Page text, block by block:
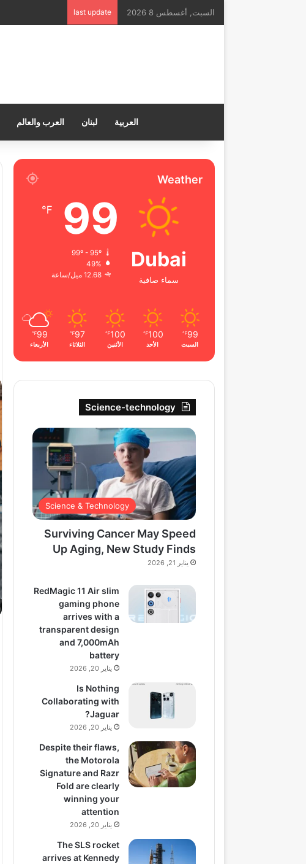
السبت, أغسطس 8 2026 last update
العربية لبنان العرب والعالم
Weather
Dubai
سماء صافية
99
℉
99º - 95º
49%
12.68 ميل/ساعة
99
℉
السبت
100
℉
الأحد
100
℉
الأثنين
97
℉
الثلاثاء
99
℉
الأربعاء
Science-technology
Science & Technology
Surviving Cancer May Speed
Up Aging, New Study Finds
يناير 21, 2026
RedMagic 11 Air slim
gaming phone
arrives with a
transparent design
and 7,000mAh
battery
يناير 20, 2026
Is Nothing
Collaborating with
Jaguar?
يناير 20, 2026
Despite their flaws,
the Motorola
Signature and Razr
Fold are clearly
winning your
attention
يناير 20, 2026
The SLS rocket
arrives at Kennedy